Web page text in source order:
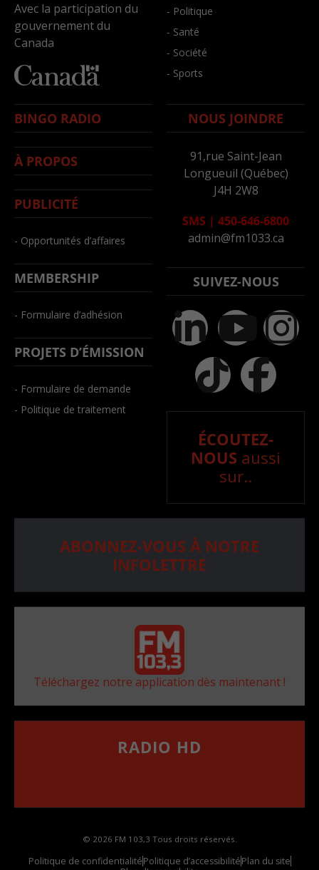
Avec la participation du
gouvernement du
Canada
- Politique
- Santé
- Société
- Sports
BINGO RADIO
À PROPOS
PUBLICITÉ
- Opportunités d’affaires
MEMBERSHIP
- Formulaire d’adhésion
PROJETS D’ÉMISSION
- Formulaire de demande
- Politique de traitement
NOUS JOINDRE
91,rue Saint-Jean
Longueuil (Québec)
J4H 2W8
SMS | 450-646-6800
admin@fm1033.ca
SUIVEZ-NOUS
ÉCOUTEZ-
NOUS aussi
sur..
ABONNEZ-VOUS À NOTRE
INFOLETTRE
Téléchargez notre application dès maintenant !
RADIO HD
© 2026 FM 103,3 Tous droits réservés.
Politique de confidentialitéPolitique d’accessibilitéPlan du site